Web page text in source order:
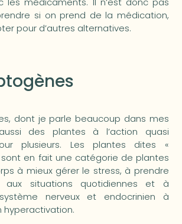
si on prend de la médication,
pour d’autres alternatives.
dont je parle beaucoup dans mes
des plantes à l’action quasi
plusieurs. Les plantes dites «
en fait une catégorie de plantes
à mieux gérer le stress, à prendre
situations quotidiennes et à
nerveux et endocrinien à
hyperactivation.